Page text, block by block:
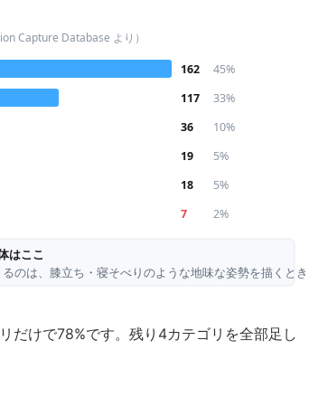
だけで78%です。残り4カテゴリを全部足し